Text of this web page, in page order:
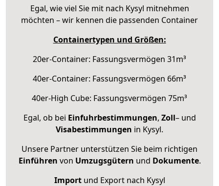
Egal, wie viel Sie mit nach Kysyl mitnehmen
möchten – wir kennen die passenden Container
Containertypen und Größen:
20er-Container: Fassungsvermögen 31m³
40er-Container: Fassungsvermögen 66m³
40er-High Cube: Fassungsvermögen 75m³
Egal, ob bei Einfuhrbestimmungen, Zoll– und
Visabestimmungen in Kysyl.
Unsere Partner unterstützen Sie beim richtigen
Einführen von Umzugsgütern und Dokumente.
Importund Export nach Kysyl